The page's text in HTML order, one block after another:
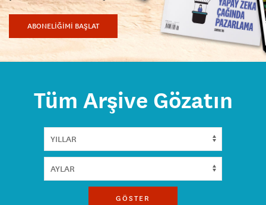
ABONELİĞİMİ BAŞLAT
Tüm Arşive Gözatın
GÖSTER